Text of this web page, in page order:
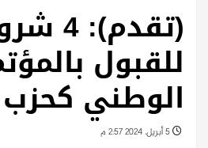
(تقدم):
للقبول
الوطني